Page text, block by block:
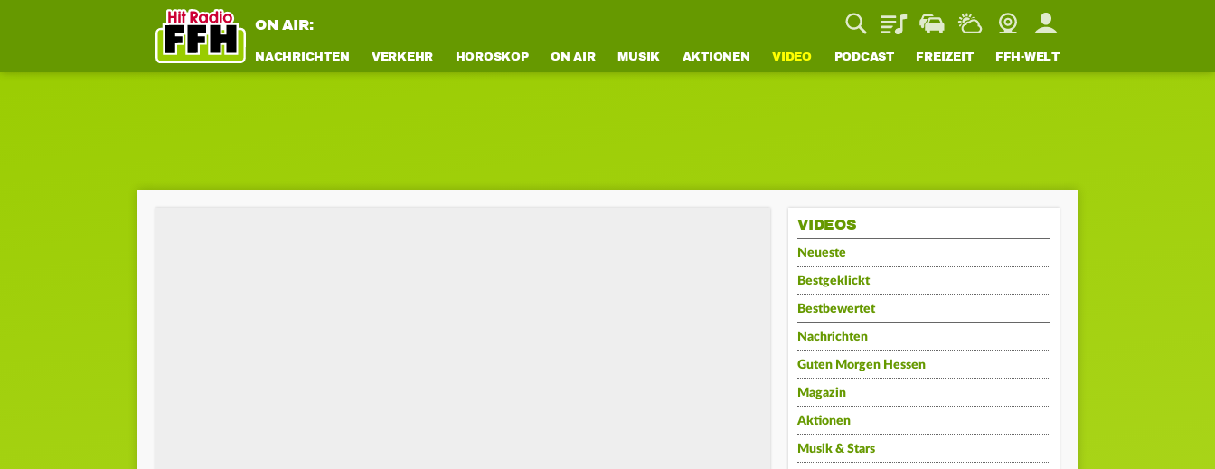
ON AIR: PlaylistStaupilotWetterWebcamMein FFH
NACHRICHTEN VERKEHR HOROSKOP ON AIR MUSIK AKTIONEN VIDEO PODCAST FREIZEIT FFH-WELT
VIDEOS
Neueste
Bestgeklickt
Bestbewertet
Nachrichten
Guten Morgen Hessen
Magazin
Aktionen
Musik & Stars